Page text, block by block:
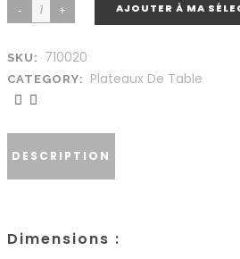
AJOUTER À MA
SKU: 710020
CATEGORY: Plateaux De Table
DESCRIPTION
Dimensions :